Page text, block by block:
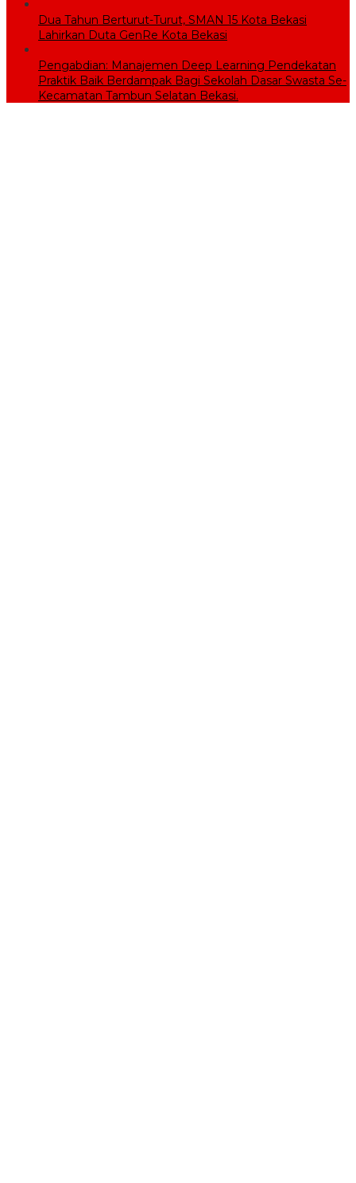
Dua Tahun Berturut-Turut, SMAN 15 Kota Bekasi
Lahirkan Duta GenRe Kota Bekasi
Pengabdian: Manajemen Deep Learning Pendekatan
Praktik Baik Berdampak Bagi Sekolah Dasar Swasta Se-
Kecamatan Tambun Selatan Bekasi.